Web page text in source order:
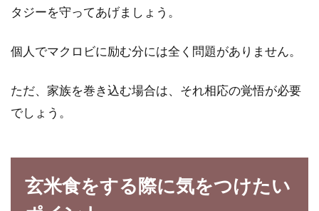
タジーを守ってあげましょう。
個人でマクロビに励む分には全く問題がありません。
ただ、家族を巻き込む場合は、それ相応の覚悟が必要
でしょう。
玄米食をする際に気をつけたい